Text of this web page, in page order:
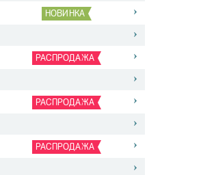
НОВИНКА
РАСПРОДАЖА
РАСПРОДАЖА
РАСПРОДАЖА